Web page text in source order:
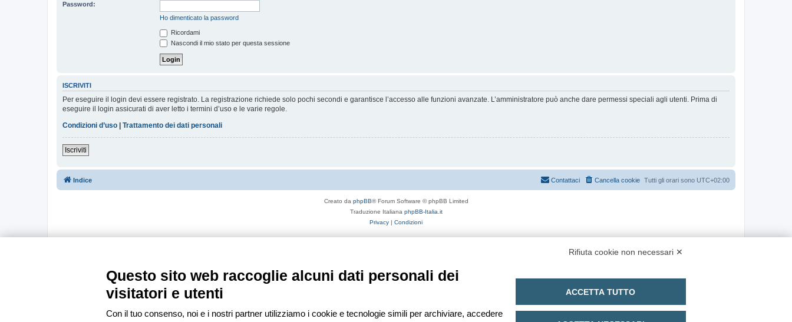
Password:
Ho dimenticato la password
Ricordami
Nascondi il mio stato per questa sessione
ISCRIVITI
Per eseguire il login devi essere registrato. La registrazione richiede solo pochi secondi e garantisce l’accesso alle funzioni avanzate. L’amministratore può anche dare permessi speciali agli utenti. Prima di
eseguire il login assicurati di aver letto i termini d’uso e le varie regole.
Condizioni d’uso | Trattamento dei dati personali
Iscriviti
Indice Tutti gli orari sono UTC+02:00
Cancella cookie
Contattaci
Creato da phpBB® Forum Software © phpBB Limited
Traduzione Italiana phpBB-Italia.it
Privacy | Condizioni
Rifiuta cookie non necessari ✕
Questo sito web raccoglie alcuni dati personali dei
visitatori e utenti
Con il tuo consenso, noi e i nostri partner utilizziamo i cookie e tecnologie simili per archiviare, accedere
ACCETTA TUTTO